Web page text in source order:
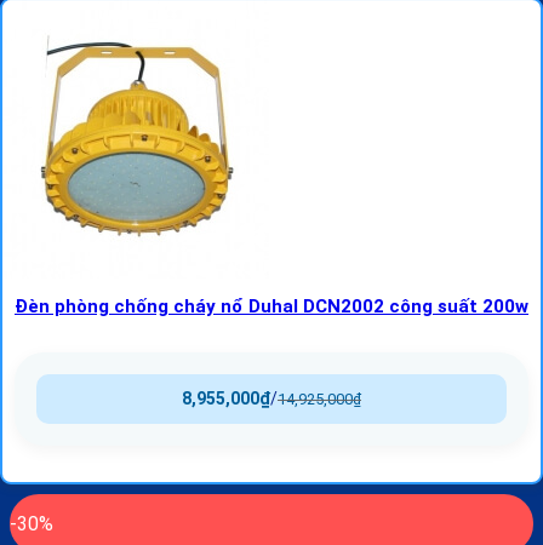
Đèn phòng chống cháy nổ Duhal DCN2002 công suất 200w
14,925,000₫
/
8,955,000₫
-30%